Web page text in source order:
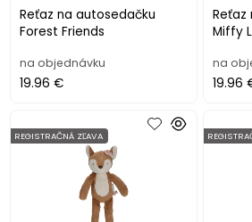
Reťaz na autosedačku
Forest Friends
na objednávku
19.96 €
Reťaz
Miffy
na
19.96
REGISTRAČNÁ ZĽAVA